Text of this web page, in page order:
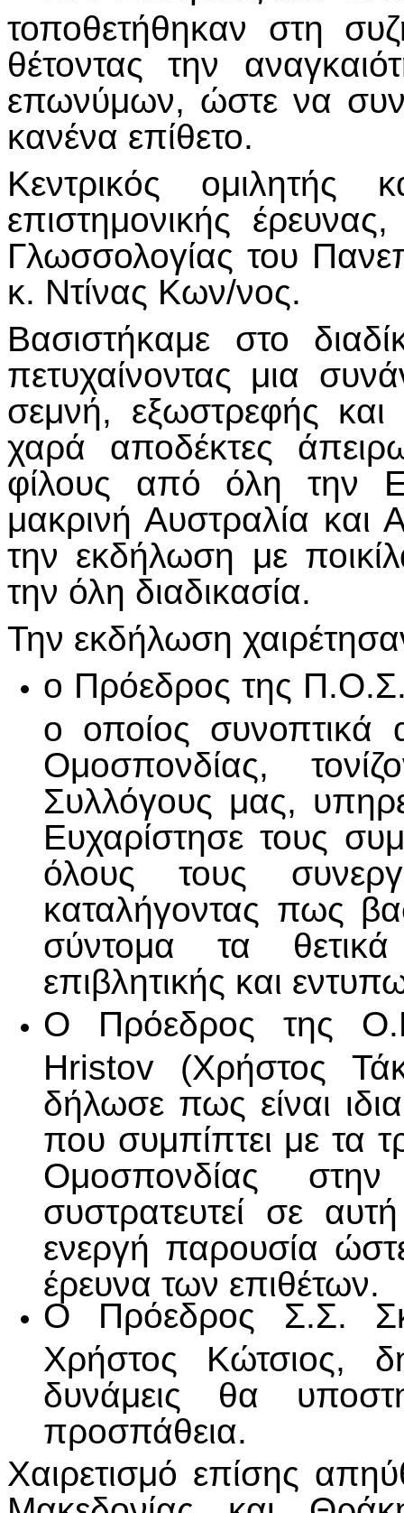
τοποθετήθηκαν στη
θέτοντας την
επωνύμων, ώστε να
κανένα επίθετο.
Κεντρικός ομιλητής
επιστημονικής
Γλωσσολογίας του
κ. Ντίνας Κων/νος.
Βασιστήκαμε στο
πετυχαίνοντας μια
σεμνή, εξωστρεφής και
χαρά αποδέκτες
φίλους από όλη την
μακρινή Αυστραλία
την εκδήλωση με
την όλη διαδικασία.
Την εκδήλωση
ο Πρόεδρος της
ο οποίος συνοπτικά
Ομοσπονδίας,
Συλλόγους μας,
Ευχαρίστησε τους
όλους τους
καταλήγοντας πως
σύντομα τα
επιβλητικής και
Ο Πρόεδρος της
Hristov (Χρήστος
δήλωσε πως είναι
που συμπίπτει με τα
Ομοσπονδίας
συστρατευτεί σε
ενεργή παρουσία
έρευνα των επιθέτων.
Ο Πρόεδρος Σ.Σ.
Χρήστος Κώτσιος,
δυνάμεις θα
προσπάθεια.
Χαιρετισμό επίσης